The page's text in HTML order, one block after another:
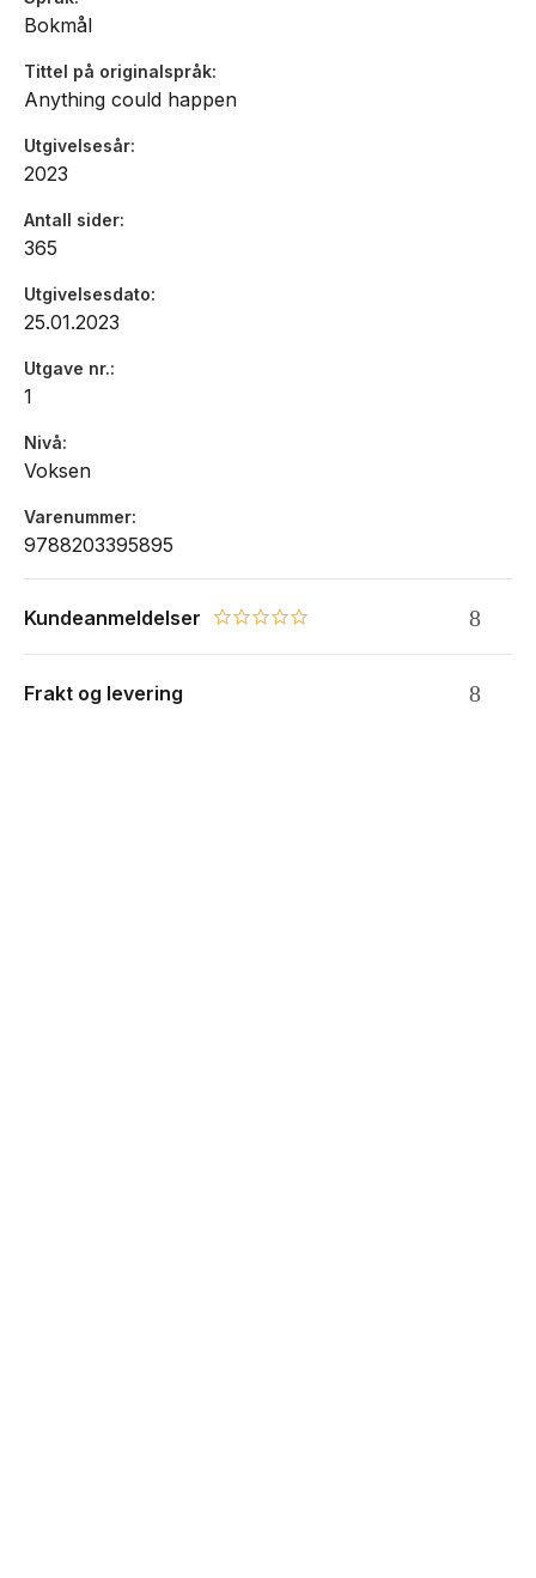
Bokmål
Tittel på originalspråk
Anything could happen
Utgivelsesår
2023
Antall sider
365
Utgivelsesdato
25.01.2023
Utgave nr.
1
Nivå
Voksen
Varenummer
9788203395895
Kundeanmeldelser 0.0 star rating
Frakt og levering